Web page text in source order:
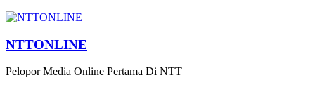
NTTONLINE
Pelopor Media Online Pertama Di NTT